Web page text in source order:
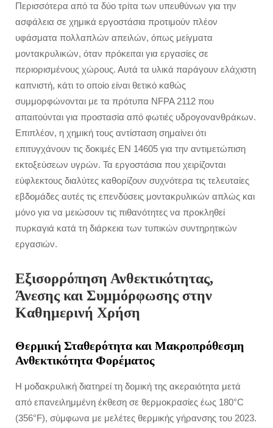
Περισσότερα από τα δύο τρίτα των υπευθύνων για την
ασφάλεια σε χημικά εργοστάσια προτιμούν πλέον
υφάσματα πολλαπλών απειλών, όπως μείγματα
μοντακρυλικών, όταν πρόκειται για εργασίες σε
περιορισμένους χώρους. Αυτά τα υλικά παράγουν ελάχιστη
καπνιστή, κάτι το οποίο είναι θετικό καθώς
συμμορφώνονται με τα πρότυπα NFPA 2112 που
απαιτούνται για προστασία από φωτιές υδρογονανθράκων.
Επιπλέον, η χημική τους αντίσταση σημαίνει ότι
επιτυγχάνουν τις δοκιμές EN 14605 για την αντιμετώπιση
εκτοξεύσεων υγρών. Τα εργοστάσια που χειρίζονται
εύφλεκτους διαλύτες καθορίζουν συχνότερα τις τελευταίες
εβδομάδες αυτές τις επενδύσεις μοντακρυλικών απλώς και
μόνο για να μειώσουν τις πιθανότητες να προκληθεί
πυρκαγιά κατά τη διάρκεια των τυπικών συντηρητικών
εργασιών.
Εξισορρόπηση Ανθεκτικότητας,
Άνεσης και Συμμόρφωσης στην
Καθημερινή Χρήση
Θερμική Σταθερότητα και Μακροπρόθεσμη
Ανθεκτικότητα Φορέματος
Η μοδακρυλική διατηρεί τη δομική της ακεραιότητα μετά
από επανειλημμένη έκθεση σε θερμοκρασίες έως 180°C
(356°F), σύμφωνα με μελέτες θερμικής γήρανσης του 2023.